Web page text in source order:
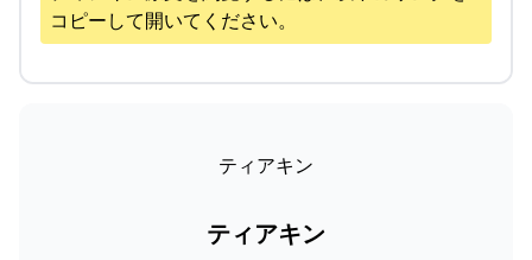
コピーして開いてください。
ティアキン
ティアキン